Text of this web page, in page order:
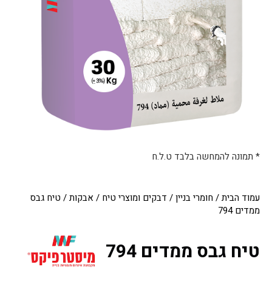
עמוד הבית/ חומרי בניין/ דבקים ומוצרי טיח / אבקות/ טיח גבס
ממדים 794
טיח גבס ממדים 794
* תמונה להמחשה בלבד ט.ל.ח